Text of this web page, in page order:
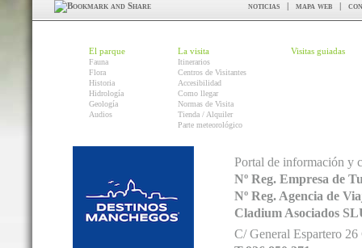
noticias | mapa web |
El parque
Fauna
Flora
Historia
Hidrología
Geología
Audios
La visita
Itinerarios
Centros de Visitantes
Accesibilidad
Como llegar
Normas de Visita
Tienda / Alquiler
Parte meteorológico
Visitas guiadas
Portal de información y
Nº Reg. Empresa de
Nº Reg. Agencia de
Cladium Asociados
C/ General Espartero